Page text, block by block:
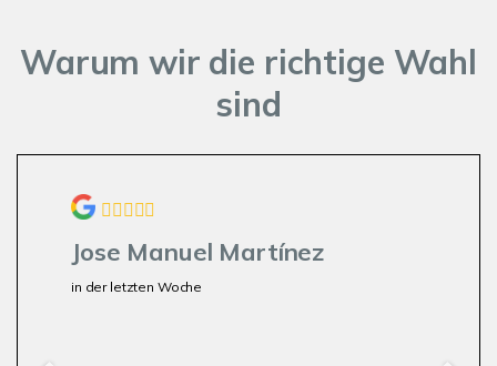
Warum wir die richtige Wahl
sind
Jose Manuel Martínez
in der letzten Woche